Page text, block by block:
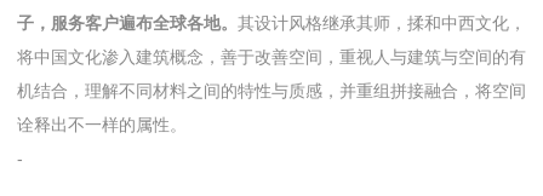
子，服务客户遍布全球各地。 其设计风格继承其师，揉和中西文化，
将中国文化渗入建筑概念，善于改善空间，重视人与建筑与空间的有
机结合，理解不同材料之间的特性与质感，并重组拼接融合，将空间
诠释出不一样的属性。
-